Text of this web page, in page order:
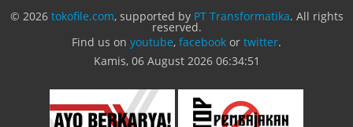
© 2026 tokofile.com, supported by PT Transformatika. All rights
reserved.
Find us on youtube, facebook or twitter.
Kamis, 06 August 2026 06:34:51